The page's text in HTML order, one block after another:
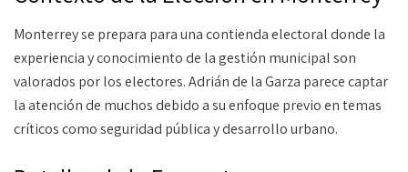
Monterrey se prepara para una contienda electoral donde la
experiencia y conocimiento de la gestión municipal son
valorados por los electores. Adrián de la Garza parece captar
la atención de muchos debido a su enfoque previo en temas
críticos como seguridad pública y desarrollo urbano.